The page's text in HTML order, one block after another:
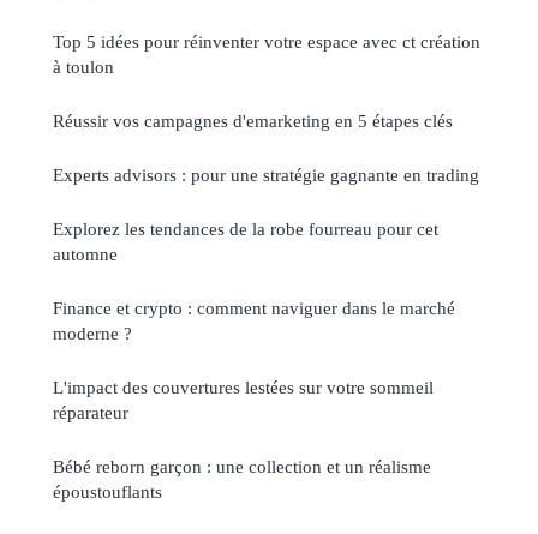
Top 5 idées pour réinventer votre espace avec ct création
à toulon
Réussir vos campagnes d'emarketing en 5 étapes clés
Experts advisors : pour une stratégie gagnante en trading
Explorez les tendances de la robe fourreau pour cet
automne
Finance et crypto : comment naviguer dans le marché
moderne ?
L'impact des couvertures lestées sur votre sommeil
réparateur
Bébé reborn garçon : une collection et un réalisme
époustouflants